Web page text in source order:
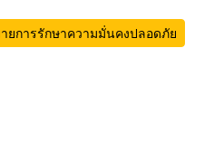
ยการรักษาความมั่นคงปลอดภัย